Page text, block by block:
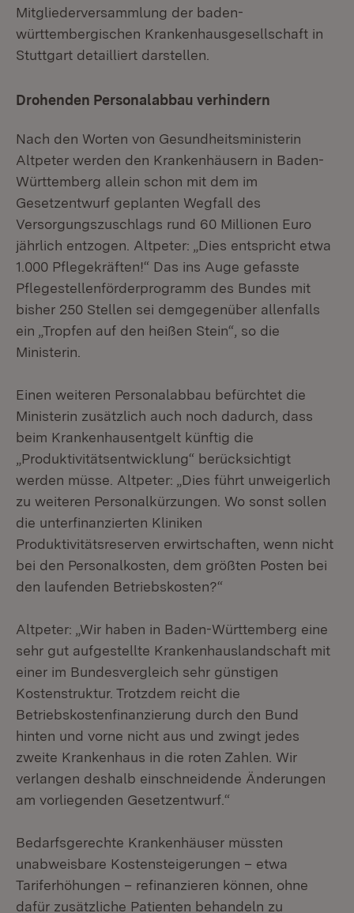
Mitgliederversammlung der baden-
württembergischen Krankenhausgesellschaft in
Stuttgart detailliert darstellen.
Drohenden Personalabbau verhindern
Nach den Worten von Gesundheitsministerin
Altpeter werden den Krankenhäusern in Baden-
Württemberg allein schon mit dem im
Gesetzentwurf geplanten Wegfall des
Versorgungszuschlags rund 60 Millionen Euro
jährlich entzogen. Altpeter: „Dies entspricht etwa
1.000 Pflegekräften!“ Das ins Auge gefasste
Pflegestellenförderprogramm des Bundes mit
bisher 250 Stellen sei demgegenüber allenfalls
ein „Tropfen auf den heißen Stein“, so die
Ministerin.
Einen weiteren Personalabbau befürchtet die
Ministerin zusätzlich auch noch dadurch, dass
beim Krankenhausentgelt künftig die
„Produktivitätsentwicklung“ berücksichtigt
werden müsse. Altpeter: „Dies führt unweigerlich
zu weiteren Personalkürzungen. Wo sonst sollen
die unterfinanzierten Kliniken
Produktivitätsreserven erwirtschaften, wenn nicht
bei den Personalkosten, dem größten Posten bei
den laufenden Betriebskosten?“
Altpeter: „Wir haben in Baden-Württemberg eine
sehr gut aufgestellte Krankenhauslandschaft mit
einer im Bundesvergleich sehr günstigen
Kostenstruktur. Trotzdem reicht die
Betriebskostenfinanzierung durch den Bund
hinten und vorne nicht aus und zwingt jedes
zweite Krankenhaus in die roten Zahlen. Wir
verlangen deshalb einschneidende Änderungen
am vorliegenden Gesetzentwurf.“
Bedarfsgerechte Krankenhäuser müssten
unabweisbare Kostensteigerungen – etwa
Tariferhöhungen – refinanzieren können, ohne
dafür zusätzliche Patienten behandeln zu